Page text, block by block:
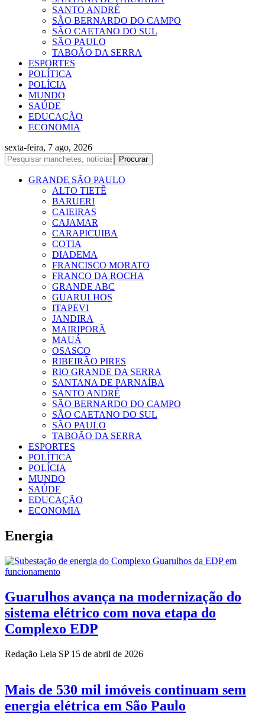
SANTO ANDRÉ
SÃO BERNARDO DO CAMPO
SÃO CAETANO DO SUL
SÃO PAULO
TABOÃO DA SERRA
ESPORTES
POLÍTICA
POLÍCIA
MUNDO
SAÚDE
EDUCAÇÃO
ECONOMIA
sexta-feira, 7 ago, 2026
GRANDE SÃO PAULO
ALTO TIETÊ
BARUERI
CAIEIRAS
CAJAMAR
CARAPICUIBA
COTIA
DIADEMA
FRANCISCO MORATO
FRANCO DA ROCHA
GRANDE ABC
GUARULHOS
ITAPEVI
JANDIRA
MAIRIPORÃ
MAUÁ
OSASCO
RIBEIRÃO PIRES
RIO GRANDE DA SERRA
SANTANA DE PARNAÍBA
SANTO ANDRÉ
SÃO BERNARDO DO CAMPO
SÃO CAETANO DO SUL
SÃO PAULO
TABOÃO DA SERRA
ESPORTES
POLÍTICA
POLÍCIA
MUNDO
SAÚDE
EDUCAÇÃO
ECONOMIA
Energia
Guarulhos avança na modernização do
sistema elétrico com nova etapa do
Complexo EDP
Redação Leia SP 15 de abril de 2026
Mais de 530 mil imóveis continuam sem
energia elétrica em São Paulo